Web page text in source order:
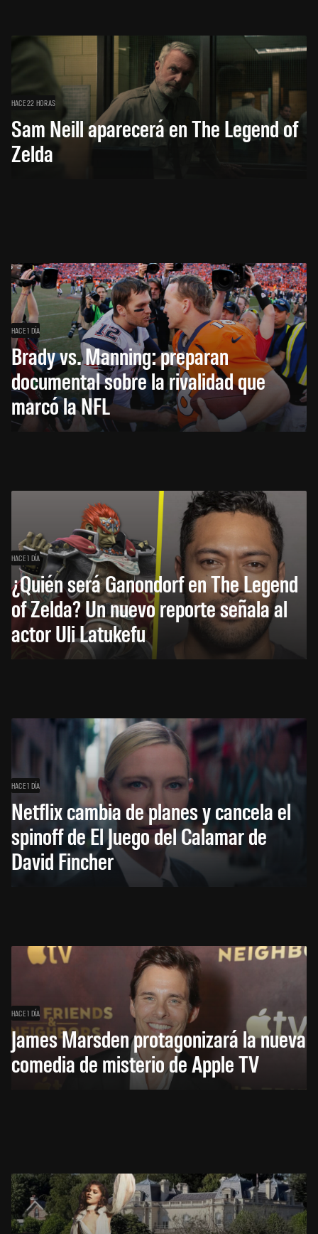
HACE 22 HORAS
Sam Neill aparecerá en The Legend of
Zelda
HACE 1 DÍA
Brady vs. Manning: preparan
documental sobre la rivalidad que
marcó la NFL
HACE 1 DÍA
¿Quién será Ganondorf en The Legend
of Zelda? Un nuevo reporte señala al
actor Uli Latukefu
HACE 1 DÍA
Netflix cambia de planes y cancela el
spinoff de El Juego del Calamar de
David Fincher
HACE 1 DÍA
James Marsden protagonizará la nueva
comedia de misterio de Apple TV